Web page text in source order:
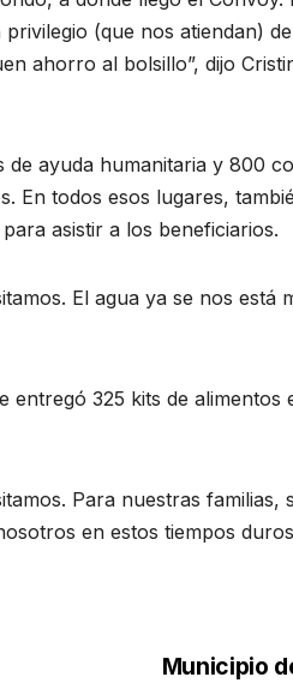
(que nos atiendan)
ahorro al bolsillo”, dijo
ayuda humanitaria y 800
En todos esos lugares,
asistir a los beneficiarios.
El agua ya se nos está
325 kits de alimentos
Para nuestras
en estos tiempos
Municipio